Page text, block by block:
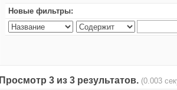
Новые фильтры:
Просмотр 3 из 3 результатов. (0.003